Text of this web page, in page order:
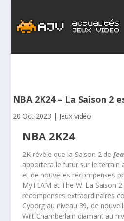
NBA 2K24 – La Saison 2
20 Oct 2023 | Jeux vidéo
NBA 2K24
2K révèle que la Saison 2 de
apportera le futur sur le terrain
et de nouvelles récompenses
MyTEAM et The W. La Saison
récompenses extraordinaires
Cyborg au niveau 39, de
Wilt Chamberlain diamant au